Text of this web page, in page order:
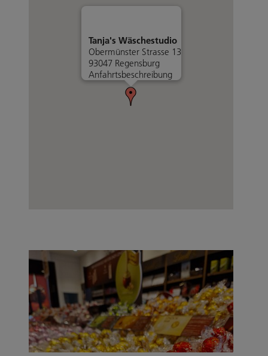
Tanja's Wäschestudio
Obermünster Strasse 13
93047 Regensburg
Anfahrtsbeschreibung